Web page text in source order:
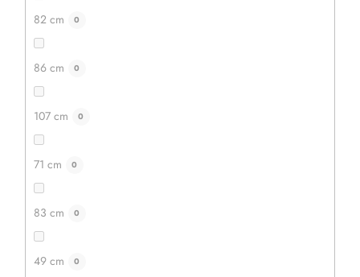
82 cm 0
86 cm 0
107 cm 0
71 cm 0
83 cm 0
49 cm 0